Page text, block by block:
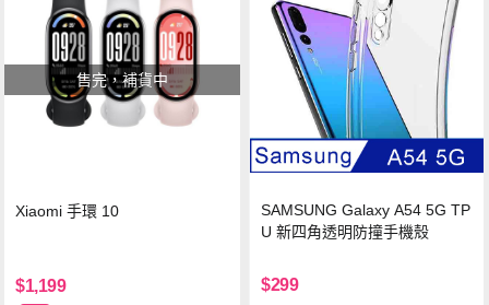
售完，補貨中
Xiaomi 手環 10
$1,199
SAMSUNG Galaxy A54 5G TP
U 新四角透明防撞手機殼
$299